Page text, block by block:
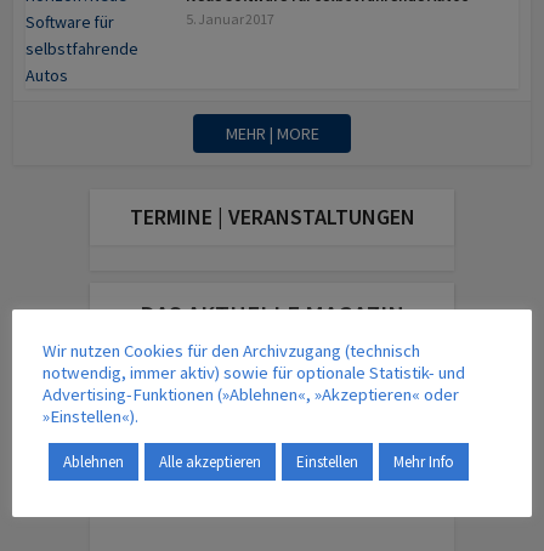
5. Januar 2017
MEHR | MORE
TERMINE | VERANSTALTUNGEN
DAS AKTUELLE MAGAZIN
Wir nutzen Cookies für den Archivzugang (technisch
notwendig, immer aktiv) sowie für optionale Statistik- und
Advertising-Funktionen (»Ablehnen«, »Akzeptieren« oder
»Einstellen«).
Ablehnen Alle akzeptieren Einstellen Mehr Info